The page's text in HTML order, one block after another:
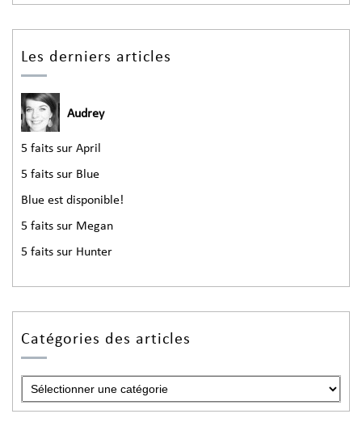
Les derniers articles
Audrey
5 faits sur April
5 faits sur Blue
Blue est disponible!
5 faits sur Megan
5 faits sur Hunter
Catégories des articles